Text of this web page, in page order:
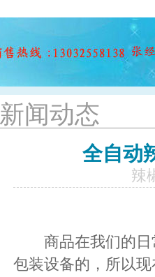
新闻动态
全自动
辣
商品在我们的日
包装设备的，所以